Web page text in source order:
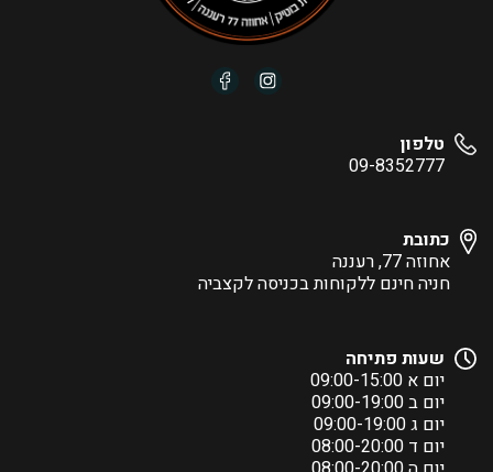
טלפון
09-8352777
כתובת
אחוזה 77, רעננה
חניה חינם ללקוחות בכניסה לקצביה
שעות פתיחה
יום א 09:00-15:00
יום ב 09:00-19:00
יום ג 09:00-19:00
יום ד 08:00-20:00